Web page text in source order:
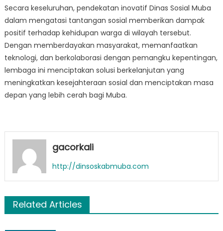
Secara keseluruhan, pendekatan inovatif Dinas Sosial Muba
dalam mengatasi tantangan sosial memberikan dampak
positif terhadap kehidupan warga di wilayah tersebut.
Dengan memberdayakan masyarakat, memanfaatkan
teknologi, dan berkolaborasi dengan pemangku kepentingan,
lembaga ini menciptakan solusi berkelanjutan yang
meningkatkan kesejahteraan sosial dan menciptakan masa
depan yang lebih cerah bagi Muba.
gacorkali
http://dinsoskabmuba.com
Related Articles